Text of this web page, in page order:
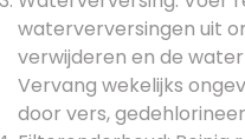
waterverversingen uit
verwijderen en de
Vervang wekelijks
door vers,